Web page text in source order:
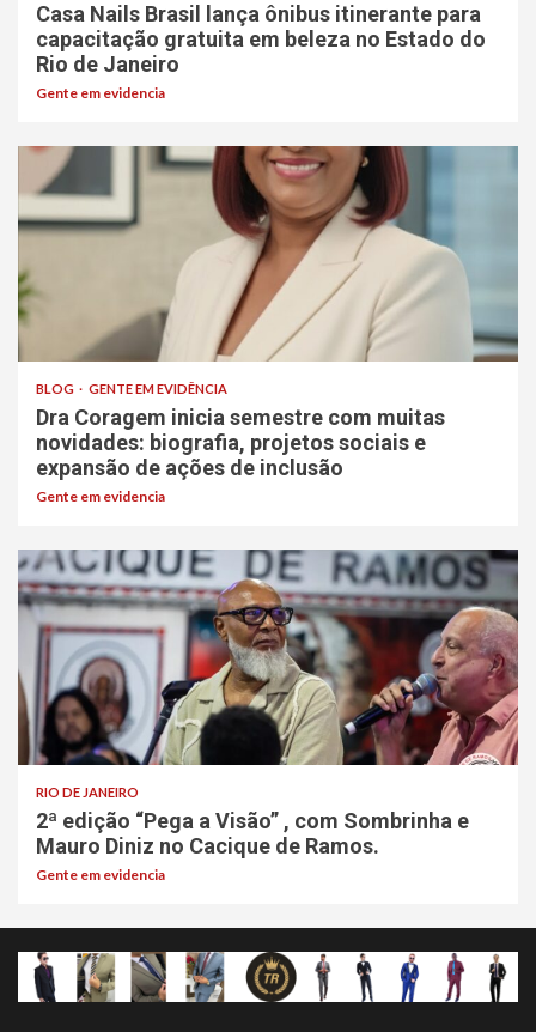
Casa Nails Brasil lança ônibus itinerante para
capacitação gratuita em beleza no Estado do
Rio de Janeiro
Gente em evidencia
BLOG GENTE EM EVIDÊNCIA
Dra Coragem inicia semestre com muitas
novidades: biografia, projetos sociais e
expansão de ações de inclusão
Gente em evidencia
RIO DE JANEIRO
2ª edição “Pega a Visão” , com Sombrinha e
Mauro Diniz no Cacique de Ramos.
Gente em evidencia